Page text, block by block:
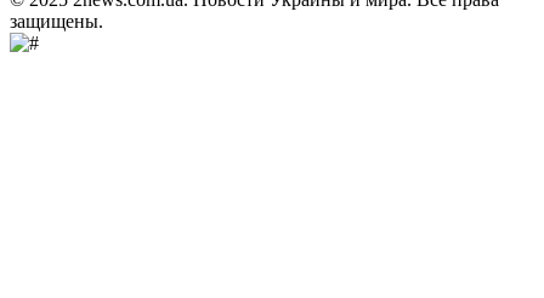
защищены.